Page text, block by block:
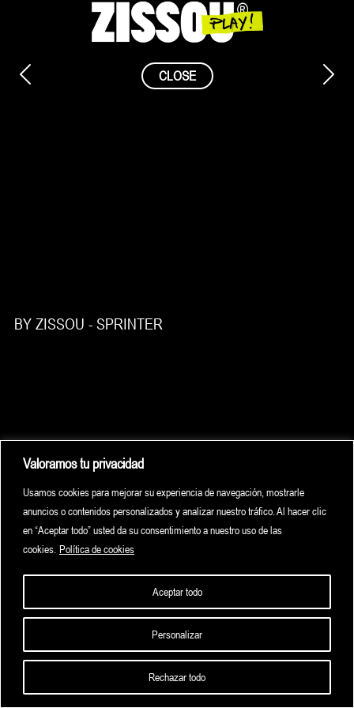
Valoramos tu privacidad
Usamos cookies para mejorar su experiencia de navegación, mostrarle
anuncios o contenidos personalizados y analizar nuestro tráfico. Al hacer clic
en “Aceptar todo” usted da su consentimiento a nuestro uso de las
cookies. Política de cookies
Personalizar
Rechazar todo
Aceptar todo
CLOSE
BY ZISSOU - SPRINTER
HOME HIGHLIGHTS ARCHIVE CONTACT